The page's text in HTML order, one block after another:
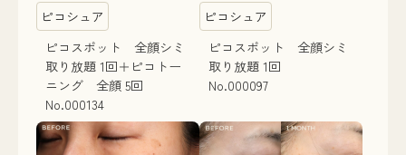
ピコシュア
ピコスポット 全顔シミ
取り放題 1回＋ピコトー
ニング 全顔 5回
No.000134
ピコシュア
ピコスポット 全顔シミ
取り放題 1回
No.000097